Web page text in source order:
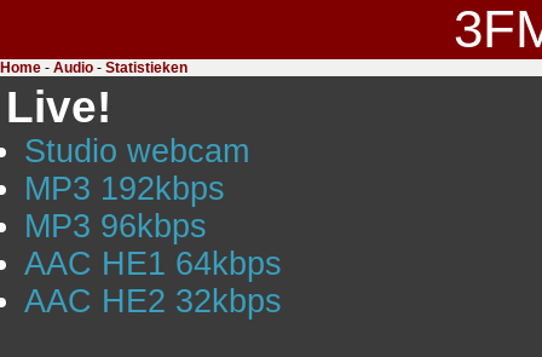
Home - Audio - Statistieken
Live!
Studio webcam
MP3 192kbps
MP3 96kbps
AAC HE1 64kbps
AAC HE2 32kbps